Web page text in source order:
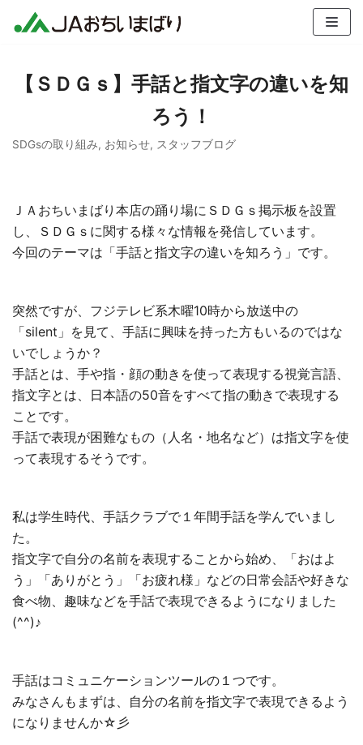
コ
ス
プ
【ＳＤＧｓ】手話と指文字の違いを知
ろう！
SDGsの取り組み, お知らせ, スタッフブログ
ＪＡおちいまばり本店の踊り場にＳＤＧｓ掲示板を設置
し、ＳＤＧｓに関する様々な情報を発信しています。
今回のテーマは「手話と指文字の違いを知ろう」です。
突然ですが、フジテレビ系木曜10時から放送中の
「silent」を見て、手話に興味を持った方もいるのではな
いでしょうか？
手話とは、手や指・顔の動きを使って表現する視覚言語、
指文字とは、日本語の50音をすべて指の動きで表現する
ことです。
手話で表現が困難なもの（人名・地名など）は指文字を使
って表現するそうです。
私は学生時代、手話クラブで１年間手話を学んでいまし
た。
指文字で自分の名前を表現することから始め、「おはよ
う」「ありがとう」「お疲れ様」などの日常会話や好きな
食べ物、趣味などを手話で表現できるようになりました
(^^)♪
手話はコミュニケーションツールの１つです。
みなさんもまずは、自分の名前を指文字で表現できるよう
になりませんか☆彡